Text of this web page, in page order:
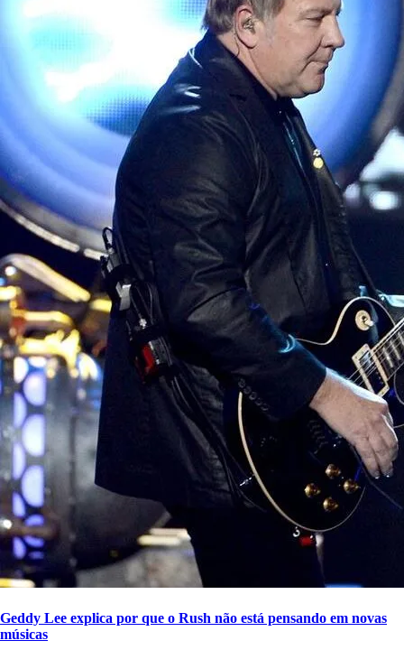
Geddy Lee explica por que o Rush não está pensando em novas
músicas